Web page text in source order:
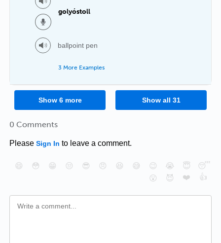
golyóstoll
ballpoint pen
3 More Examples
Show 6more Show all 31
0 Comments
Please Sign In to leave a comment.
😄 😳 😁 😒 😎 😠 😆 😅 😉 😭 😇
😴
😮
😈 ❤️ 👍